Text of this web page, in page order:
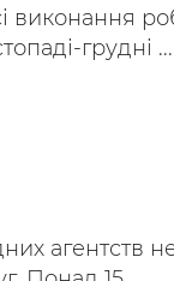
виконання
грудні ...
агентств